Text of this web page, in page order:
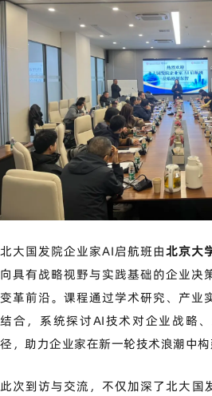
北大国发院企业家AI启航班由北京大
向具有战略视野与实践基础的企业决
变革前沿。课程通过学术研究、产业
结合，系统探讨AI技术对企业战略
径，助力企业家在新一轮技术浪潮中构
此次到访与交流，不仅加深了北大国